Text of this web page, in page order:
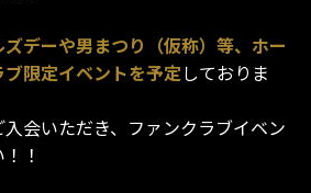
ズデーや男まつり（仮称）等、ホー
限定イベントを予定しておりま
会いただき、ファンクラブイベン
！